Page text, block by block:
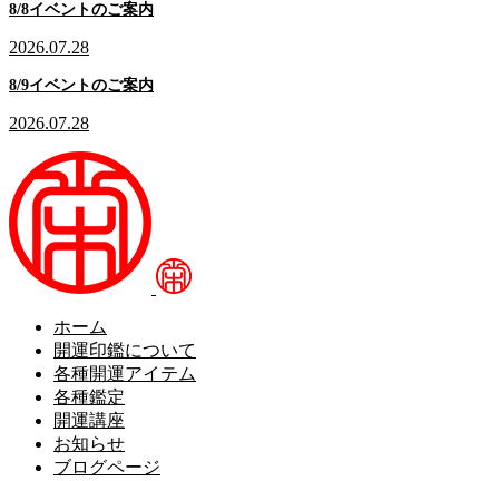
8/8イベントのご案内
2026.07.28
8/9イベントのご案内
2026.07.28
ホーム
開運印鑑について
各種開運アイテム
各種鑑定
開運講座
お知らせ
ブログページ